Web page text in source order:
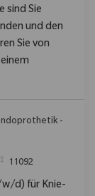
sind Sie
und den
Sie von
-
11092
d) für Knie-